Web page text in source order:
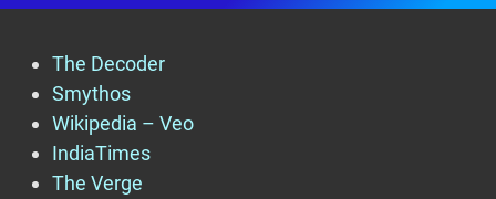
The Decoder
Smythos
Wikipedia – Veo
IndiaTimes
The Verge